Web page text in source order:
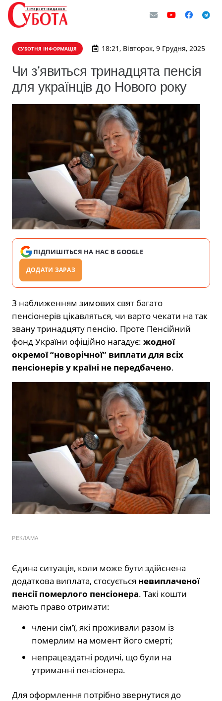
СУБОТНЯ ІНФОРМАЦІЯ 18:21, Вівторок, 9 Грудня, 2025
Чи з’явиться тринадцята пенсія
для українців до Нового року
ПІДПИШІТЬСЯ НА НАС В GOOGLE
ДОДАТИ ЗАРАЗ
З наближенням зимових свят багато
пенсіонерів цікавляться, чи варто чекати на так
звану тринадцяту пенсію. Проте Пенсійний
фонд України офіційно нагадує: жодної
окремої “новорічної” виплати для всіх
пенсіонерів у країні не передбачено.
РЕКЛАМА
Єдина ситуація, коли може бути здійснена
додаткова виплата, стосується невиплаченої
пенсії померлого пенсіонера. Такі кошти
мають право отримати:
члени сім’ї, які проживали разом із
померлим на момент його смерті;
непрацездатні родичі, що були на
утриманні пенсіонера.
Для оформлення потрібно звернутися до